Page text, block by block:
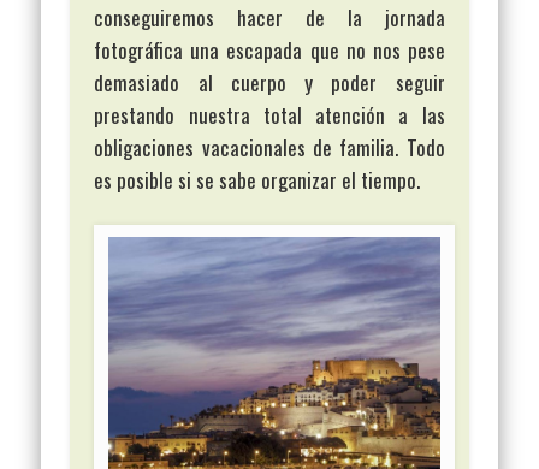
conseguiremos hacer de la jornada
fotográfica una escapada que no nos pese
demasiado al cuerpo y poder seguir
prestando nuestra total atención a las
obligaciones vacacionales de familia. Todo
es posible si se sabe organizar el tiempo.